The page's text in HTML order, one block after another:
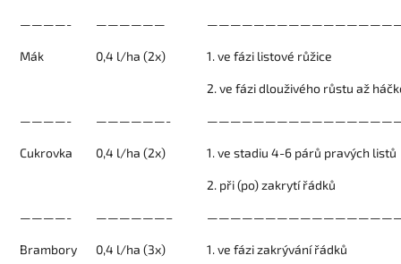
————- ——————
Mák 0,4 l/ha (2x) 1. ve fázi listové růžice
2. ve fázi dlouživého růstu až
————- ——————-
Cukrovka 0,4 l/ha (2x) 1. ve stadiu 4-6 párů pravých listů
2. při (po) zakrytí řádků
————- ——————–
Brambory 0,4 l/ha (3x) 1. ve fázi zakrývání řádků